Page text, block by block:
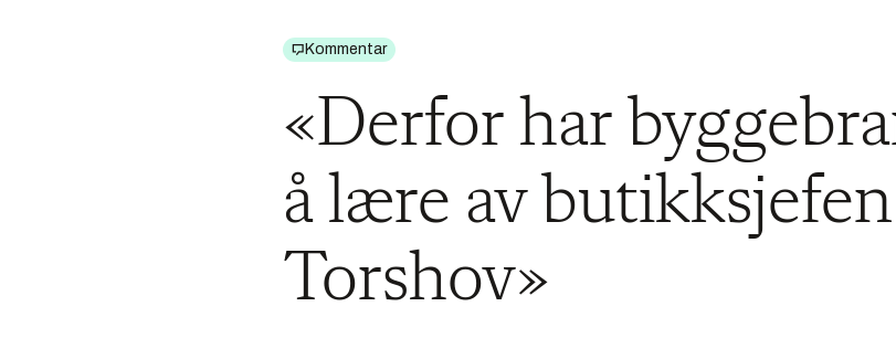
Kommentar
«Derfor har
å lære av
Torshov»